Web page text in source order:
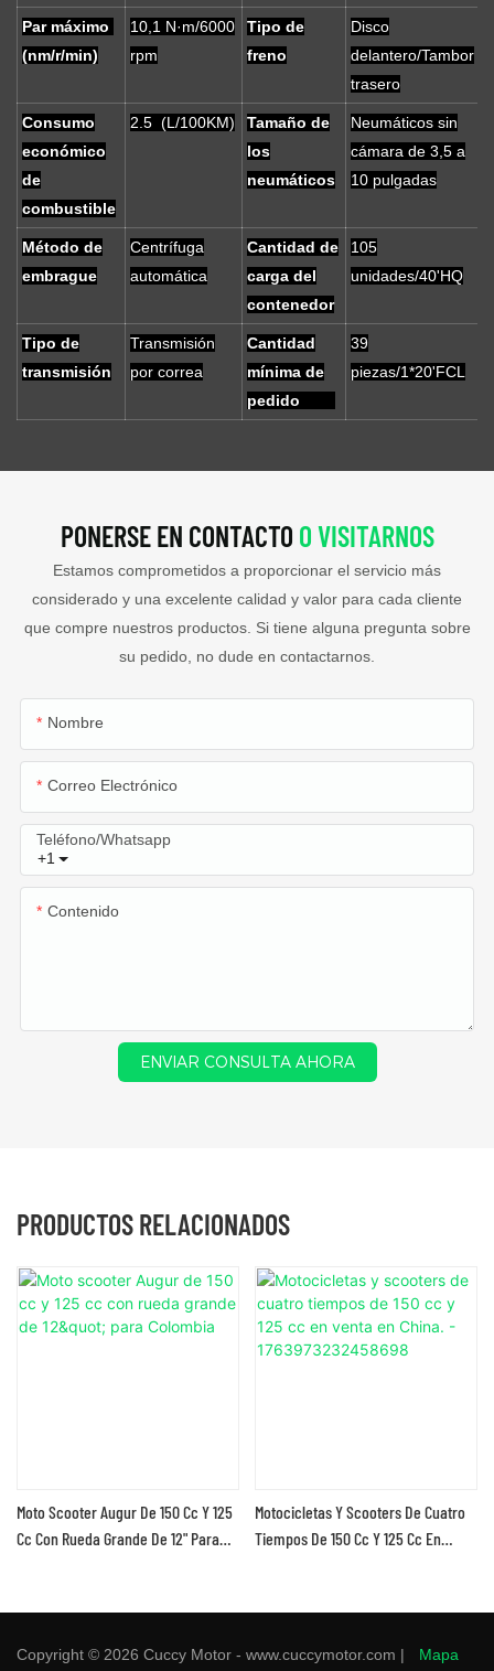
Par máximo
(nm/r/min)
10,1 N·m/6000
rpm
Tipo de
freno
Disco
delantero/Tambor
trasero
Consumo
económico
de
combustible
2.5 (L/100KM)
Tamaño de
los
neumáticos
Neumáticos sin
cámara de 3,5 a
10 pulgadas
Método de
embrague
Centrífuga
automática
Cantidad de
carga del
contenedor
105
unidades/40'HQ
Tipo de
transmisión
Transmisión
por correa
Cantidad
mínima de
pedido
39
piezas/1*20'FCL
PONERSE EN CONTACTO O VISITARNOS
Estamos comprometidos a proporcionar el servicio más
considerado y una excelente calidad y valor para cada cliente
que compre nuestros productos. Si tiene alguna pregunta sobre
su pedido, no dude en contactarnos.
Nombre
Correo Electrónico
+1
Teléfono/whatsapp
Contenido
ENVIAR CONSULTA AHORA
PRODUCTOS RELACIONADOS
Moto Scooter Augur De 150 Cc Y 125
Cc Con Rueda Grande De 12" Para
Motocicletas Y Scooters De Cuatro
Tiempos De 150 Cc Y 125 Cc En
Copyright © 2026 Cuccy Motor - www.cuccymotor.com | Mapa